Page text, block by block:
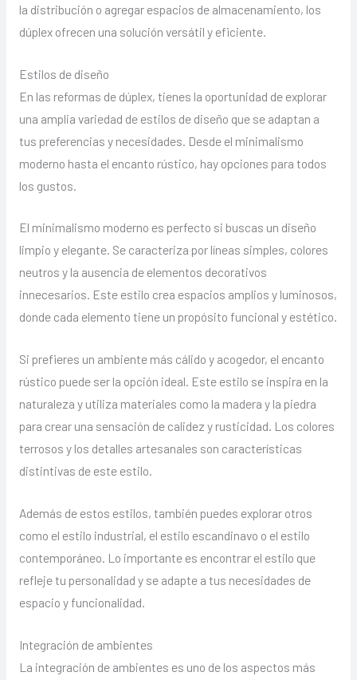
la distribución o agregar espacios de almacenamiento, los
dúplex ofrecen una solución versátil y eficiente.
Estilos de diseño
En las reformas de dúplex, tienes la oportunidad de explorar
una amplia variedad de estilos de diseño que se adaptan a
tus preferencias y necesidades. Desde el minimalismo
moderno hasta el encanto rústico, hay opciones para todos
los gustos.
El minimalismo moderno es perfecto si buscas un diseño
limpio y elegante. Se caracteriza por líneas simples, colores
neutros y la ausencia de elementos decorativos
innecesarios. Este estilo crea espacios amplios y luminosos,
donde cada elemento tiene un propósito funcional y estético.
Si prefieres un ambiente más cálido y acogedor, el encanto
rústico puede ser la opción ideal. Este estilo se inspira en la
naturaleza y utiliza materiales como la madera y la piedra
para crear una sensación de calidez y rusticidad. Los colores
terrosos y los detalles artesanales son características
distintivas de este estilo.
Además de estos estilos, también puedes explorar otros
como el estilo industrial, el estilo escandinavo o el estilo
contemporáneo. Lo importante es encontrar el estilo que
refleje tu personalidad y se adapte a tus necesidades de
espacio y funcionalidad.
Integración de ambientes
La integración de ambientes es uno de los aspectos más